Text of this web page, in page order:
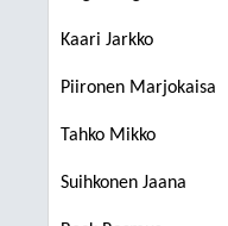
Kaari Jarkko
Piironen Marjokaisa
Tahko Mikko
Suihkonen Jaana